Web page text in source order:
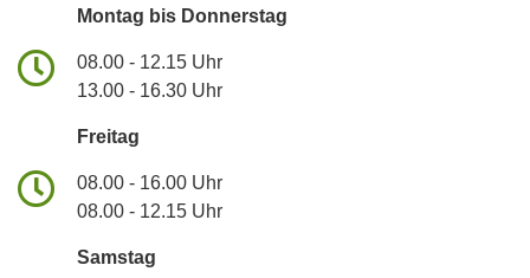
Montag bis Donnerstag
08.00 - 12.15 Uhr
13.00 - 16.30 Uhr
Freitag
08.00 - 16.00 Uhr
08.00 - 12.15 Uhr
Samstag